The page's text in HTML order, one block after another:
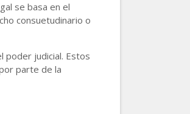
se basa en el
consuetudinario o
poder judicial. Estos
parte de la